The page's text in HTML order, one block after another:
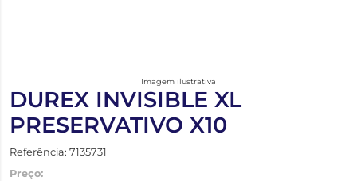
Imagem ilustrativa
DUREX INVISIBLE XL
PRESERVATIVO X10
Referência: 7135731
Preço: